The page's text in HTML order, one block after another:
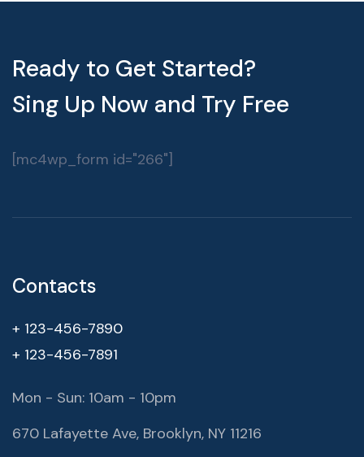
Ready to Get Started?
Sing Up Now and Try Free
[mc4wp_form id="266"]
Contacts
+ 123-456-7890
+ 123-456-7891
Mon - Sun: 10am - 10pm
670 Lafayette Ave, Brooklyn, NY 11216